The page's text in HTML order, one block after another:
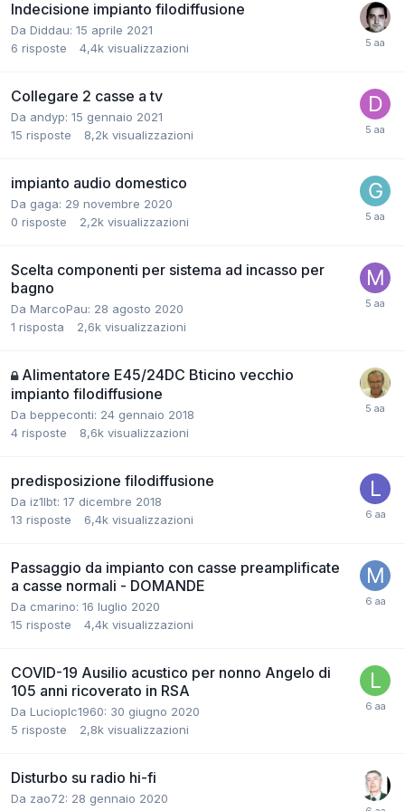
Indecisione impianto filodiffusione
Da Diddau: 15 aprile 2021
6 risposte 4,4k visualizzazioni
Collegare 2 casse a tv
Da andyp: 15 gennaio 2021
15 risposte 8,2k visualizzazioni
impianto audio domestico
Da gaga: 29 novembre 2020
0 risposte 2,2k visualizzazioni
Scelta componenti per sistema ad incasso per
bagno
Da MarcoPau: 28 agosto 2020
1 risposta 2,6k visualizzazioni
Alimentatore E45/24DC Bticino vecchio
impianto filodiffusione
Da beppeconti: 24 gennaio 2018
4 risposte 8,6k visualizzazioni
predisposizione filodiffusione
Da iz1lbt: 17 dicembre 2018
13 risposte 6,4k visualizzazioni
Passaggio da impianto con casse preamplificate
a casse normali - DOMANDE
Da cmarino: 16 luglio 2020
15 risposte 4,4k visualizzazioni
COVID-19 Ausilio acustico per nonno Angelo di
105 anni ricoverato in RSA
Da Lucioplc1960: 30 giugno 2020
5 risposte 2,8k visualizzazioni
Disturbo su radio hi-fi
Da zao72: 28 gennaio 2020